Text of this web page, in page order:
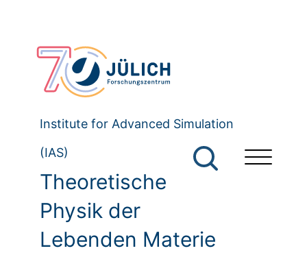
Institute for Advanced Simulation
(IAS)
Theoretische
Physik der
Lebenden Materie